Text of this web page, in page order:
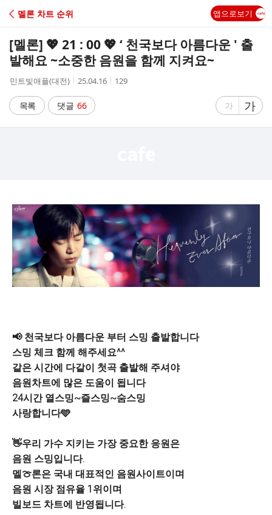
C
A
멜론 차트 순위 앱으로보기
[멜론] 💖 21 : 00 💖 ‘ 천국보다 아름다운 ' 출
발해요 ~소중한 음원을 함께 지켜요~
작
자
민트빛애플(대전)
작
시
간
25.04.16
조
129
목록 댓글 66
글
가
글
자
가
📢 천국보다 아름다운 부터 스밍 출발합니다
스밍 체크 함께 해주세요^^
같은 시간에 다같이 첫곡 출발해 주셔야
음원차트에 많은 도움이 됩니다
24시간 열스밍~즐스밍~숨스밍
사랑합니다🩵
👋우리 가수 지키는 가장 중요한 응원은
음원 스밍입니다.
멜🍈론은 국내 대표적인 음원사이트이며
음원 시장 점유율 1위이며
빌보드 차트에 반영됩니다.